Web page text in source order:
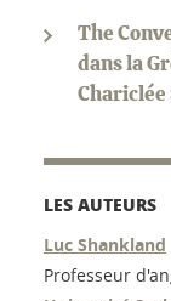
The
dans la
Chariclée
LES AUTEURS
Luc Shankland
Professeur